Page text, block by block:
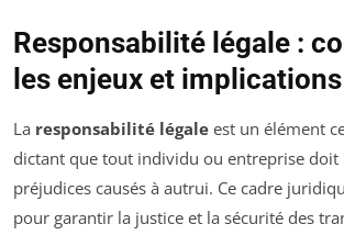
Responsabilité légale :
les enjeux et implications
La responsabilité légale est un élément
dictant que tout individu ou entreprise doit
préjudices causés à autrui. Ce cadre
pour garantir la justice et la sécurité des